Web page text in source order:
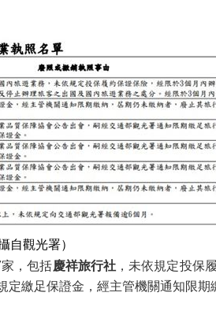
自觀光署）
，包括慶祥旅行社 ，未依規定投保
定繳足保證金，經主管機關通知限